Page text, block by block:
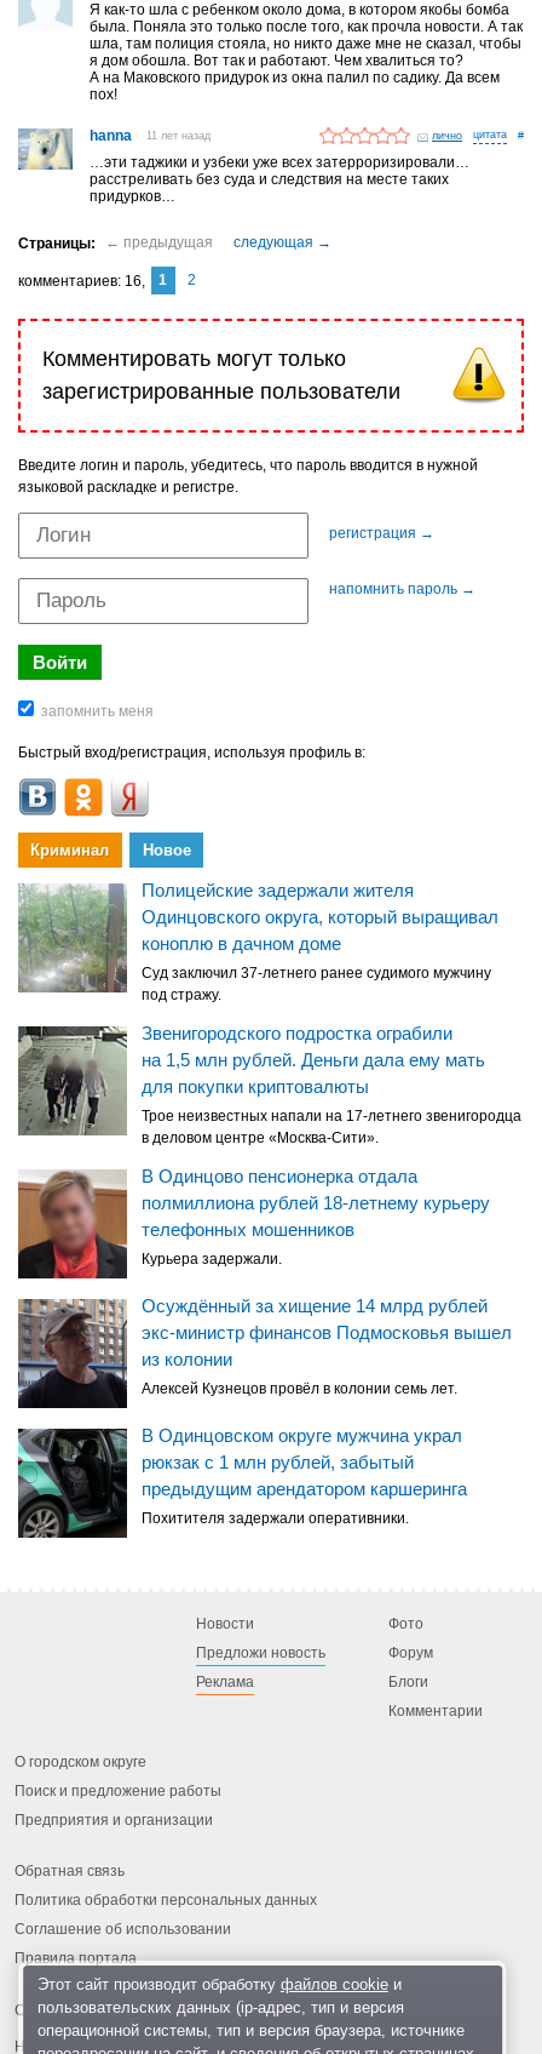
Я как-то шла с ребенком около дома, в котором якобы бомба
была. Поняла это только после того, как прочла новости. А так
шла, там полиция стояла, но никто даже мне не сказал, чтобы
я дом обошла. Вот так и работают. Чем хвалиться то?
А на Маковского придурок из окна палил по садику. Да всем
пох!
hanna 11 лет назад лично #
…эти таджики и узбеки уже всех затерроризировали…
расстреливать без суда и следствия на месте таких
придурков…
комментариев 16 1 2
Комментировать могут только
зарегистрированные пользователи
Введите логин и пароль, убедитесь, что пароль вводится в нужной
языковой раскладке и регистре.
регистрация →
напомнить пароль →
Быстрый вход/регистрация, используя профиль в:
Криминал Новое
Полицейские задержали жителя
Одинцовского округа, который выращивал
коноплю в дачном доме
Суд заключил 37-летнего ранее судимого мужчину
под стражу.
Звенигородского подростка ограбили
на 1,5 млн рублей. Деньги дала ему мать
для покупки криптовалюты
Трое неизвестных напали на 17-летнего звенигородца
в деловом центре «Москва-Сити».
В Одинцово пенсионерка отдала
полмиллиона рублей 18-летнему курьеру
телефонных мошенников
Курьера задержали.
Осуждённый за хищение 14 млрд рублей
экс-министр финансов Подмосковья вышел
из колонии
Алексей Кузнецов провёл в колонии семь лет.
В Одинцовском округе мужчина украл
рюкзак с 1 млн рублей, забытый
предыдущим арендатором каршеринга
Похитителя задержали оперативники.
Новости
Предложи новость
Реклама
Фото
Форум
Блоги
Комментарии
О городском округе
Поиск и предложение работы
Предприятия и организации
Обратная связь
Политика обработки персональных данных
Соглашение об использовании
Правила портала
На информационном ресурсе применяются
Этот сайт производит обработку файлов cookieи
пользовательских данных (ip-адрес, тип и версия
операционной системы, тип и версия браузера, источнике